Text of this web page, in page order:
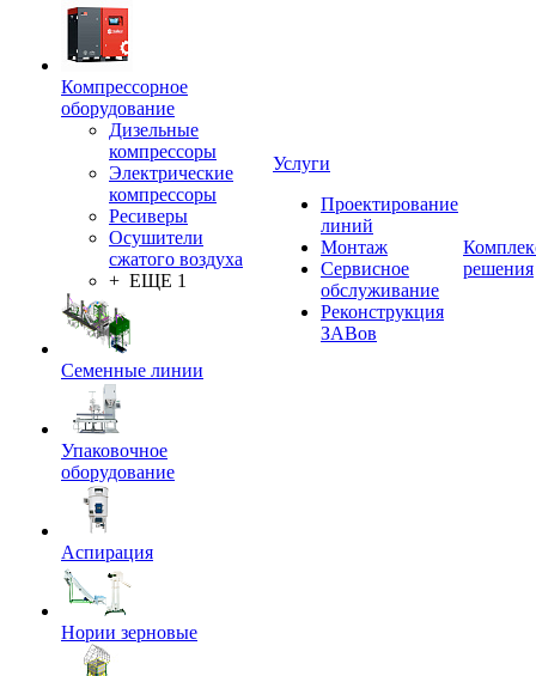
Компрессорное
оборудование
Дизельные
компрессоры
Электрические
компрессоры
Ресиверы
Осушители
сжатого воздуха
+ ЕЩЕ 1
Семенные линии
Упаковочное
оборудование
Аспирация
Нории зерновые
Услуги
Проектирование
линий
Монтаж
Сервисное
обслуживание
Реконструкция
ЗАВов
решения